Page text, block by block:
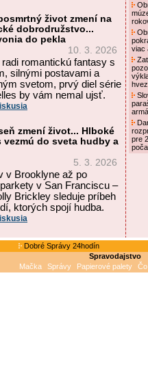
život zmení na
dobrodružstvo...
do pekla
10. 3. 2026
romantickú fantasy s
silnými postavami a
svetom, prvý diel série
by vám nemal ujsť.
zmení život... Hlboké
vezmú do sveta hudby a
5. 3. 2026
v Brooklyne až po
v San Franciscu –
Brickley sleduje príbeh
ktorých spojí hudba.
viac
pre
Dobré Správy 24hodín
Spravodajstvo
Mačka
Správy Papierové palety